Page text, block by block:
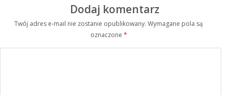
Dodaj komentarz
Twój adres e-mail nie zostanie opublikowany. Wymagane pola są
oznaczone *